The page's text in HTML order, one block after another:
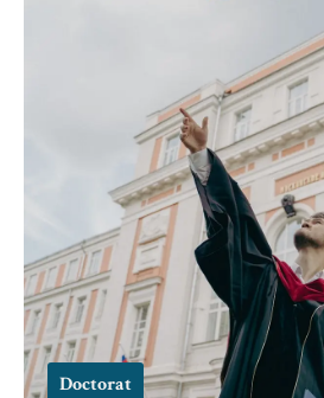
Doctorat